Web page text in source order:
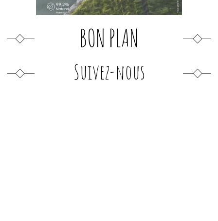
BON PLAN
Suivez-nous